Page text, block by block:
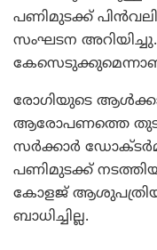
പണിമുടക്ക്
സംഘടന അറിയിച്ചു.
രോഗിയുടെ
ആരോപണത്തെ
സര്‍ക്കാര്‍
പണിമുടക്ക്
കോളജ്
ബാധിച്ചില്ല.